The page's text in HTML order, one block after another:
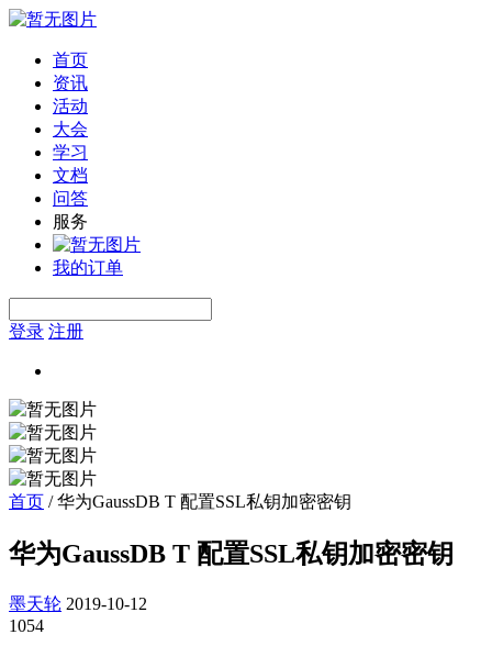
首页
资讯
活动
大会
学习
文档
问答
服务
我的订单
登录 注册
首页 /华为GaussDB T 配置SSL私钥加密密钥
华为GaussDB T 配置SSL私钥加密密钥
墨天轮 2019-10-12
1054